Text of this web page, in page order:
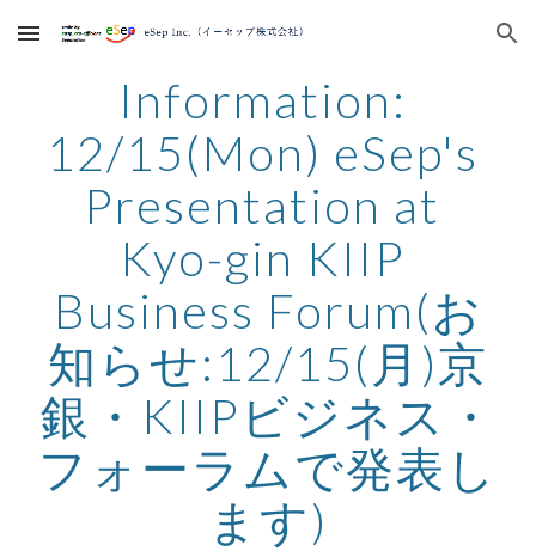
Skip to main content Skip to navigation
Information:
12/15(Mon) eSep's
Presentation at
Kyo-gin KIIP
Business Forum(お
知らせ:12/15(月)京
銀・KIIPビジネス・
フォーラムで発表し
ます)